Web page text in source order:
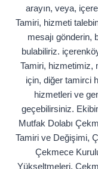
arayın, veya,
Tamiri, hizmeti
mesajı gönderin,
bulabiliriz.
Tamiri, hizmetimiz,
için, diğer tamirci
hizmetleri ve
geçebilirsiniz.
Mutfak Dolabı
Tamiri ve Değişimi,
Çekmece
Yükseltmeleri,